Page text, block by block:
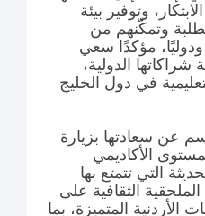
وتوفير بيئة
وتمكّنهم من
ودوليًا، مؤكدًا سعي
الدولية،
في دول الخليج
عن سعادتها بزيارة
الأكاديمي
التي تتمتع بها
الثقافية على
الأردنية المتميزة، بما